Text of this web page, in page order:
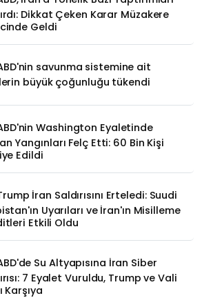
Dikkat Çeken Karar Müzakere
Geldi
savunma sistemine ait
büyük çoğunluğu tükendi
Washington Eyaletinde
Yangınları Felç Etti: 60 Bin Kişi
Edildi
İran Saldırısını Erteledi: Suudi
Uyarıları ve İran'ın Misilleme
Etkili Oldu
Su Altyapısına İran Siber
7 Eyalet Vuruldu, Trump ve Vali
Karşıya